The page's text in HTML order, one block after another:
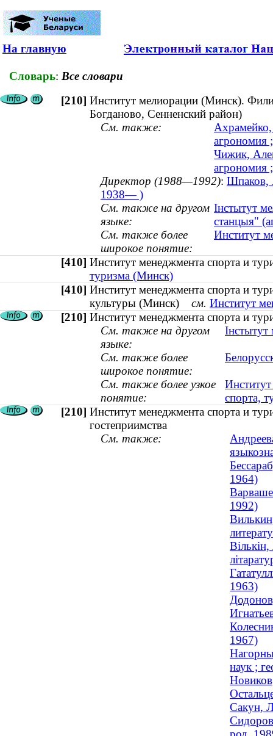
На главную
Словарь: Все словари
[210] Институт мелиорации (Минск).
Богданово, Сенненский район)
См. также:
Ахрамейко,
Чижик,
агрономия
Директор (1988—1992): Шпаков,
1938— )
См. также на другом
языке:
Інстытут
станцыя"
См. также более
широкое понятие:
Институт
[410] Институт менеджмента спорта и
туризма (Минск)
[410] Институт менеджмента спорта и
культуры (Минск) см. Институт
[210] Институт менеджмента спорта и
См. также на другом
языке:
См. также более
широкое понятие:
См. также более узкое
понятие:
спорта,
[210] Институт менеджмента спорта и
гостеприимства
См. также:
1964)
1992)
1963)
1967)
наук ;
Сакун,